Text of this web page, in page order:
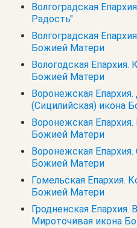
Волгоградская
Радость"
Волгоградская
Божией Матери
Вологодская Епархия.
Божией Матери
Воронежская
(Сицилийская) икона
Воронежская
Божией Матери
Воронежская Епархия.
Божией Матери
Гомельская Епархия.
Божией Матери
Гродненская Епархия.
Мироточивая икона